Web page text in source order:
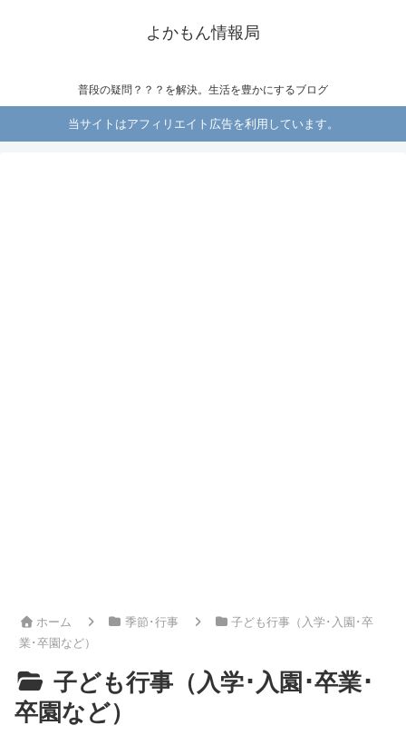
よかもん情報局
普段の疑問？？？を解決。生活を豊かにするブログ
当サイトはアフィリエイト広告を利用しています。
ホーム 季節･行事
子ども行事（入学･入園･卒
業･卒園など）
子ども行事（入学･入園･卒業･
卒園など）